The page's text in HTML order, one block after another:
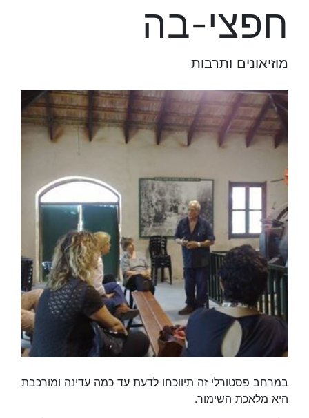
חפצי-בה
מוזיאונים ותרבות
במרחב פסטורלי זה תיווכחו לדעת עד כמה עדינה ומורכבת
היא מלאכת השימור.